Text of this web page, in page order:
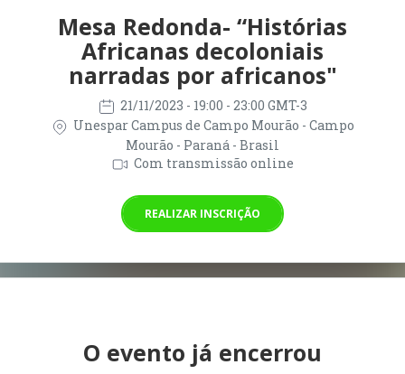
Mesa Redonda- “Histórias
Africanas decoloniais
narradas por africanos"
21/11/2023 - 19:00 - 23:00 GMT-3
Unespar Campus de Campo Mourão - Campo
Mourão - Paraná - Brasil
Com transmissão online
REALIZAR INSCRIÇÃO
O evento já encerrou